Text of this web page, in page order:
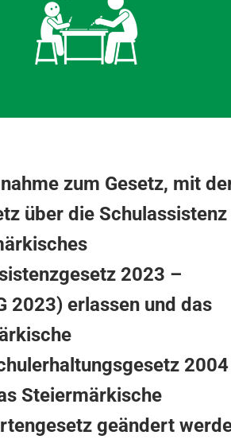
zum Gesetz, mit
über die Schulassistenz
2023 –
2023) erlassen und das
2004
Steiermärkische
geändert